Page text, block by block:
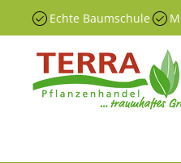
SIE ZU
INHALTEN
Echte Baumschule